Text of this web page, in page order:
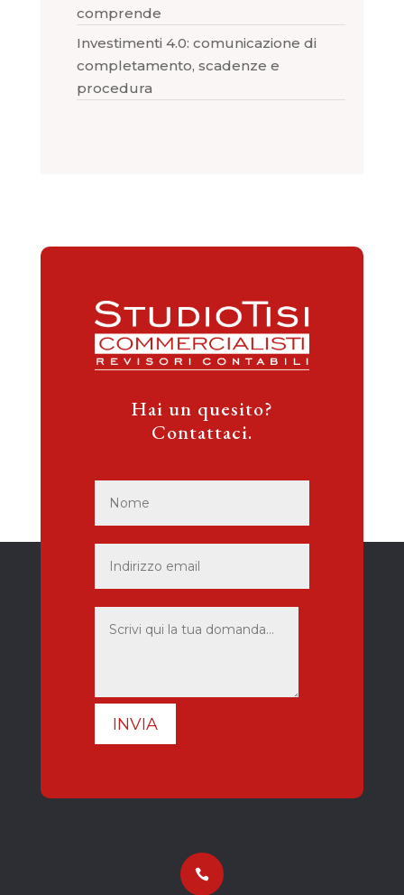
comprende
Investimenti 4.0: comunicazione di
completamento, scadenze e
procedura
Hai un quesito?
Contattaci.
INVIA
